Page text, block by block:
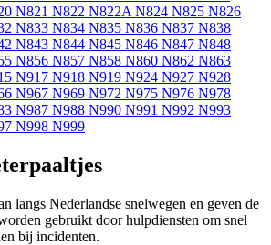
N821 N822 N822A N824 N825 N826
N833 N834 N835 N836 N837 N838
N843 N844 N845 N846 N847 N848
N856 N857 N858 N860 N862 N863
N917 N918 N919 N924 N927 N928
N967 N969 N972 N975 N976 N978
N987 N988 N990 N991 N992 N993
N998 N999
langs Nederlandse snelwegen en geven de
gebruikt door hulpdiensten om snel
bij incidenten.